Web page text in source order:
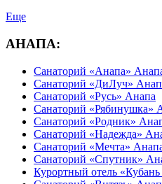
Еще
АНАПА:
Санаторий «Анапа»
Санаторий «ДиЛуч»
Санаторий «Русь» Анапа
Санаторий «Рябинушка»
Санаторий «Родник»
Санаторий «Надежда»
Санаторий «Мечта»
Санаторий «Спутник»
Курортный отель